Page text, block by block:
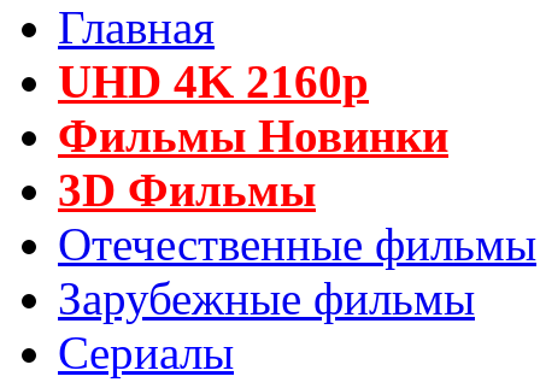
Главная
UHD 4K 2160p
Фильмы Новинки
3D Фильмы
Отечественные фильмы
Зарубежные фильмы
Сериалы